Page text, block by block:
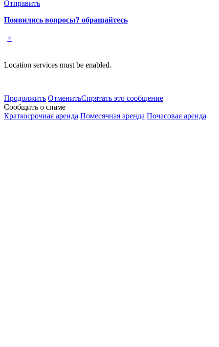
Отправить
Появились вопросы? обращайтесь
×
Location services must be enabled.
Продолжить ОтменитьСпрятать это сообщение
Сообщить о спаме
Краткосрочная аренда Помесячная аренда Почасовая аренда